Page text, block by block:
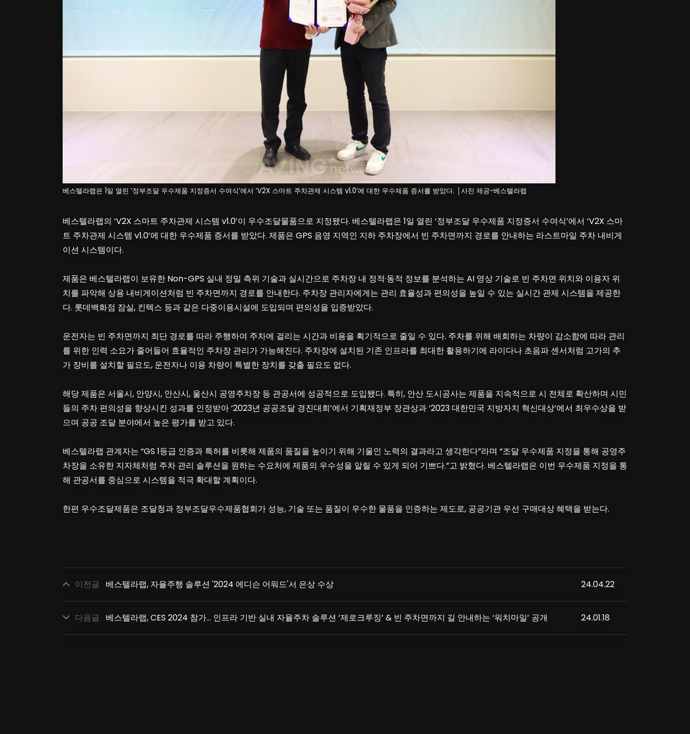
베스텔라랩은 1일 열린 ‘정부조달 우수제품 지정증서 수여식’에서 ‘V2X 스마트 주차관제 시스템 v1.0’에 대한 우수제품 증서를 받았다. │사진 제공-베스텔라랩
베스텔라랩의 ‘V2X 스마트 주차관제 시스템 v1.0’이 우수조달물품으로 지정됐다. 베스텔라랩은 1일 열린 ‘정부조달 우수제품 지정증서 수여식’에서 ‘V2X 스마
트 주차관제 시스템 v1.0’에 대한 우수제품 증서를 받았다. 제품은 GPS 음영 지역인 지하 주차장에서 빈 주차면까지 경로를 안내하는 라스트마일 주차 내비게
이션 시스템이다.
제품은 베스텔라랩이 보유한 Non-GPS 실내 정밀 측위 기술과 실시간으로 주차장 내 정적·동적 정보를 분석하는 AI 영상 기술로 빈 주차면 위치와 이용자 위
치를 파악해 상용 내비게이션처럼 빈 주차면까지 경로를 안내한다. 주차장 관리자에게는 관리 효율성과 편의성을 높일 수 있는 실시간 관제 시스템을 제공한
다. 롯데백화점 잠실, 킨텍스 등과 같은 다중이용시설에 도입되며 편의성을 입증받았다.
운전자는 빈 주차면까지 최단 경로를 따라 주행하여 주차에 걸리는 시간과 비용을 획기적으로 줄일 수 있다. 주차를 위해 배회하는 차량이 감소함에 따라 관리
를 위한 인력 소요가 줄어들어 효율적인 주차장 관리가 가능해진다. 주차장에 설치된 기존 인프라를 최대한 활용하기에 라이다나 초음파 센서처럼 고가의 추
가 장비를 설치할 필요도, 운전자나 이용 차량이 특별한 장치를 갖출 필요도 없다.
해당 제품은 서울시, 안양시, 안산시, 울산시 공영주차장 등 관공서에 성공적으로 도입됐다. 특히, 안산 도시공사는 제품을 지속적으로 시 전체로 확산하며 시민
들의 주차 편의성을 향상시킨 성과를 인정받아 ‘2023년 공공조달 경진대회’에서 기획재정부 장관상과 ‘2023 대한민국 지방자치 혁신대상’에서 최우수상을 받
으며 공공 조달 분야에서 높은 평가를 받고 있다.
베스텔라랩 관계자는 “GS 1등급 인증과 특허를 비롯해 제품의 품질을 높이기 위해 기울인 노력의 결과라고 생각한다”라며 “조달 우수제품 지정을 통해 공영주
차장을 소유한 지자체처럼 주차 관리 솔루션을 원하는 수요처에 제품의 우수성을 알릴 수 있게 되어 기쁘다.”고 밝혔다. 베스텔라랩은 이번 우수제품 지정을 통
해 관공서를 중심으로 시스템을 적극 확대할 계획이다.
한편 우수조달제품은 조달청과 정부조달우수제품협회가 성능, 기술 또는 품질이 우수한 물품을 인증하는 제도로, 공공기관 우선 구매대상 혜택을 받는다.
이전글 베스텔라랩, 자율주행 솔루션 '2024 에디슨 어워드'서 은상 수상 24.04.22
다음글 베스텔라랩, CES 2024 참가... 인프라 기반 실내 자율주차 솔루션 ‘제로크루징’ & 빈 주차면까지 길 안내하는 ‘워치마일’ 공개 24.01.18